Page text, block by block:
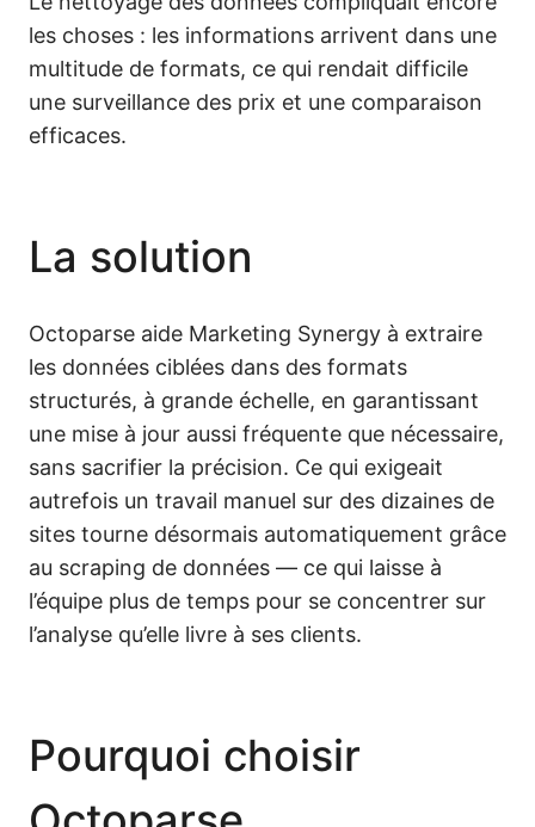
les choses : les informations arrivent dans une
multitude de formats, ce qui rendait difficile
une surveillance des prix et une comparaison
efficaces.
La solution
Octoparse aide Marketing Synergy à extraire
les données ciblées dans des formats
structurés, à grande échelle, en garantissant
une mise à jour aussi fréquente que nécessaire,
sans sacrifier la précision. Ce qui exigeait
autrefois un travail manuel sur des dizaines de
sites tourne désormais automatiquement grâce
au scraping de données — ce qui laisse à
l’équipe plus de temps pour se concentrer sur
l’analyse qu’elle livre à ses clients.
Pourquoi choisir